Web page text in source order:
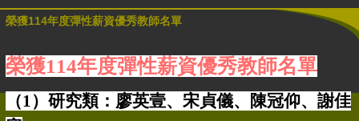
榮獲114年度彈性薪資優秀教師名單
榮獲114年度彈性薪資優秀教師名單
（1）研究類：廖英壹、 宋貞儀、陳冠仰、謝佳